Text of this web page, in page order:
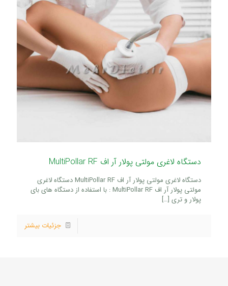
دستگاه لاغری مولتی پولار آر اف MultiPollar RF
دستگاه لاغری مولتی پولار آر اف MultiPollar RF دستگاه لاغری
مولتی پولار آر اف MultiPollar RF : با استفاده از دستگاه های بای
پولار و تری […]
جزئیات بیشتر